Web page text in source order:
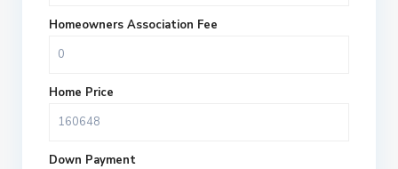
Homeowners Association Fee
Home Price
Down Payment